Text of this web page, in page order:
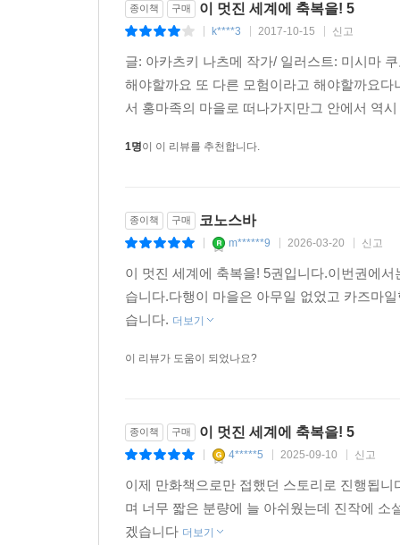
종이책 구매 이 멋진 세계에 축복을! 5
k****3 2017-10-15 신고
글: 아카츠키 나츠메 작가/ 일러스트: 미시마
해야할까요 또 다른 모험이라고 해야할까요
서 홍마족의 마을로 떠나가지만그 안에서 역
1명이 이 리뷰를 추천합니다.
종이책 구매 코노스바
m******9 2026-03-20 신고
이 멋진 세계에 축복을! 5권입니다.이번권에
습니다.다행이 마을은 아무일 없었고 카즈마
습니다. 더보기
이 리뷰가 도움이 되었나요?
종이책 구매 이 멋진 세계에 축복을! 5
4*****5 2025-09-10 신고
이제 만화책으로만 접했던 스토리로 진행됩
며 너무 짧은 분량에 늘 아쉬웠는데 진작에
겠습니다 더보기